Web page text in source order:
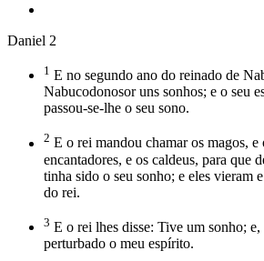
Daniel 2
1 E no segundo ano do reinado de
Nabucodonosor uns sonhos; e o seu
passou-se-lhe o seu sono.
2 E o rei mandou chamar os magos, e
encantadores, e os caldeus, para que
tinha sido o seu sonho; e eles vieram
do rei.
3 E o rei lhes disse: Tive um sonho; e,
perturbado o meu espírito.